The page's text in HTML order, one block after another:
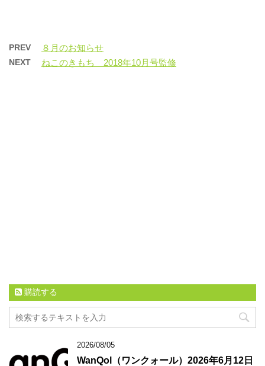
PREV ８月のお知らせ
NEXT ねこのきもち 2018年10月号監修
購読する
2026/08/05
WanQol（ワンクォール）2026年6月12日